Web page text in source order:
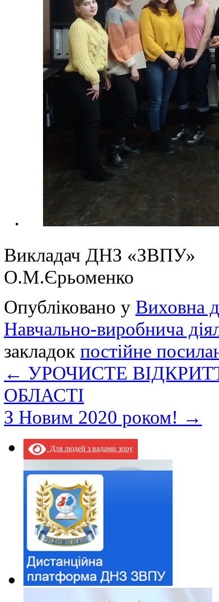
Викладач
О.М.Єрьоменко
Опубліковано у Виховна
Навчально-виробнича
закладок постійне
← УРОЧИСТЕ
ОБЛАСТІ
З Новим 2020 роком! →
Для людей з вадами зору